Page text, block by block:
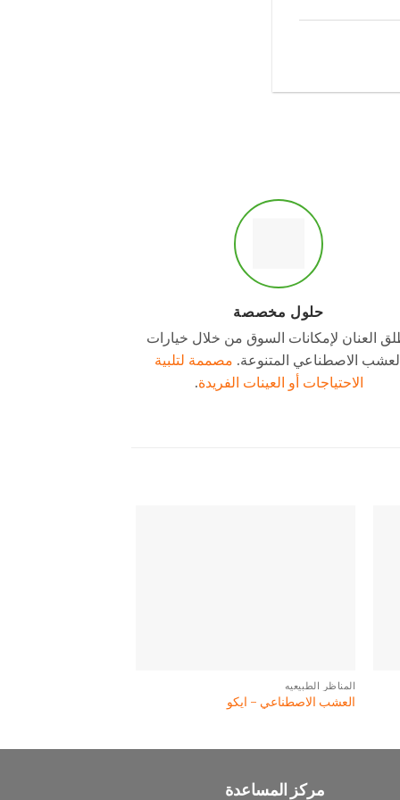
حلول مخصصة
العنان لإمكانات السوق من خلال خيارات
الاصطناعي المتنوعة. مصممة لتلبية
الاحتياجات أو العينات الفريدة.
المناظر الطبيعيه
العشب الاصطناعي - ايكو
مركز المساعدة